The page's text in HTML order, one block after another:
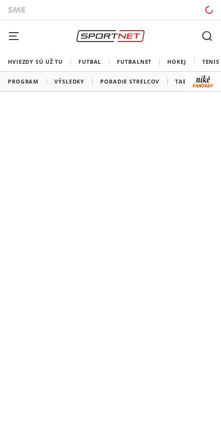
HVIEZDY SÚ UŽ TU FUTBAL FUTBALNET HOKEJ TENIS
PROGRAM VÝSLEDKY PORADIE STRELCOV TABUĽKY A